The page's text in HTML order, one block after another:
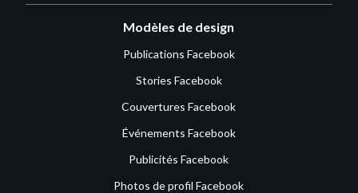
Modèles de design
Publications Facebook
Stories Facebook
Couvertures Facebook
Événements Facebook
Publicités Facebook
Photos de profil Facebook